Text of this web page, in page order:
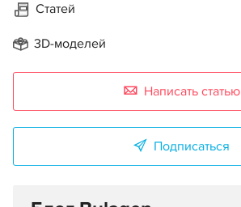
Статей
3D-моделей
Написать статью
Подписаться